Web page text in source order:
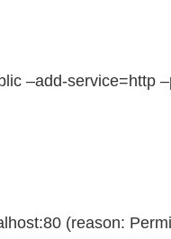
–add-service=http
(reason: